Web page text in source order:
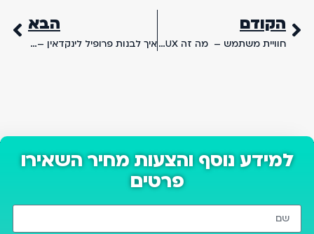
הקודם
חוויית משתמש – מה זה UX ומה זה UI ואיך הם תורמים לקידום אתרים
הבא
איך לבנות פרופיל לינקדאין – מדריך בניית פרופיל לינקדאין מקצועי
למידע נוסף והצעות מחיר השאירו
פרטים